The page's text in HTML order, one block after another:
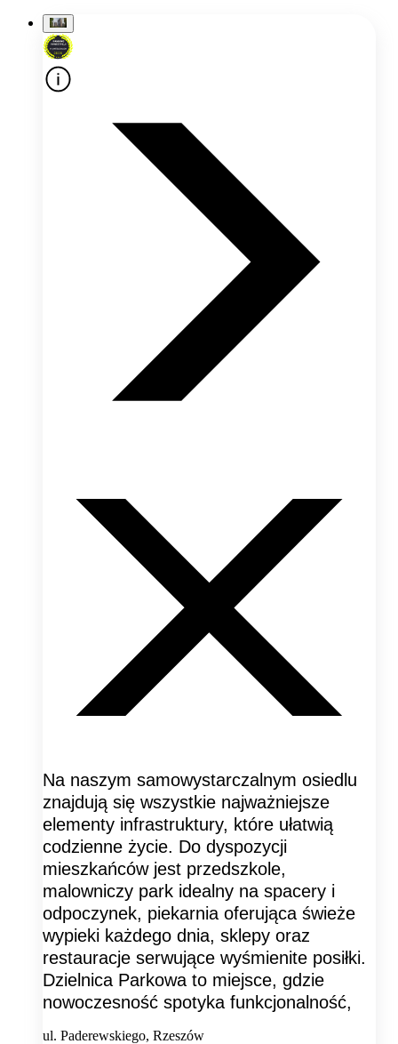
Na naszym samowystarczalnym osiedlu
znajdują się wszystkie najważniejsze
elementy infrastruktury, które ułatwią
codzienne życie. Do dyspozycji
mieszkańców jest przedszkole,
malowniczy park idealny na spacery i
odpoczynek, piekarnia oferująca świeże
wypieki każdego dnia, sklepy oraz
restauracje serwujące wyśmienite posiłki.
Dzielnica Parkowa to miejsce, gdzie
nowoczesność spotyka funkcjonalność,
ul. Paderewskiego, Rzeszów